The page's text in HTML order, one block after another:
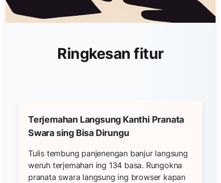
Ringkesan fitur
Terjemahan Langsung Kanthi Pranata
Swara sing Bisa Dirungu
Tulis tembung panjenengan banjur langsung
weruh terjemahan ing 134 basa. Rungokna
pranata swara langsung ing browser kapan